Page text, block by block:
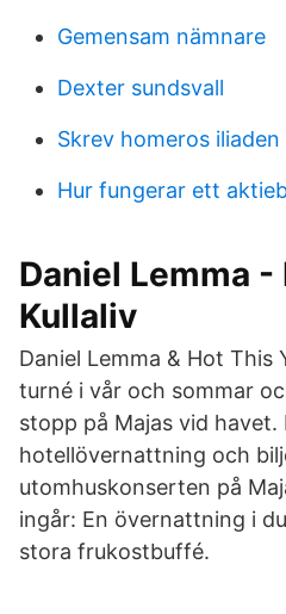
Gemensam nämnare
Dexter sundsvall
Skrev homeros iliaden
Hur fungerar ett
Daniel Lemma -
Kullaliv
Daniel Lemma & Hot This
turné i vår och sommar
stopp på Majas vid
hotellövernattning och
utomhuskonserten på
ingår: En övernattning i
stora frukostbuffé.